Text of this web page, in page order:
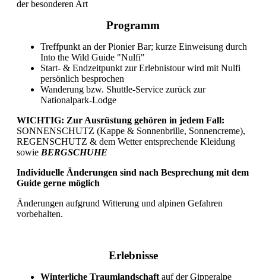
der besonderen Art
Programm
Treffpunkt an der Pionier Bar; kurze Einweisung durch
Into the Wild Guide "Nulfi"
Start- & Endzeitpunkt zur Erlebnistour wird mit Nulfi
persönlich besprochen
Wanderung bzw. Shuttle-Service zurück zur
Nationalpark-Lodge
WICHTIG: Zur Ausrüstung gehören in jedem Fall:
SONNENSCHUTZ (Kappe & Sonnenbrille, Sonnencreme),
REGENSCHUTZ & dem Wetter entsprechende Kleidung
sowie BERGSCHUHE
Individuelle Änderungen sind nach Besprechung mit dem
Guide gerne möglich
Änderungen aufgrund Witterung und alpinen Gefahren
vorbehalten.
Erlebnisse
Winterliche Traumlandschaft auf der Gipperalpe